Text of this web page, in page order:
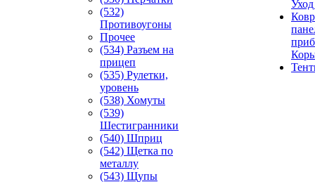
(532)
Противоугоны
Прочее
(534) Разъем на
прицеп
(535) Рулетки,
уровень
(538) Хомуты
(539)
Шестигранники
(540) Шприц
(542) Щетка по
металлу
(543) Щупы
Уход